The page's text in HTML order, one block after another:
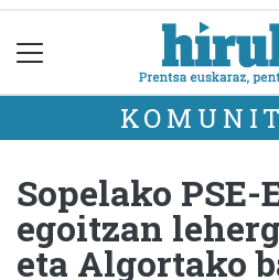
Sopelako PSE-
egoitzan
eta Algortako